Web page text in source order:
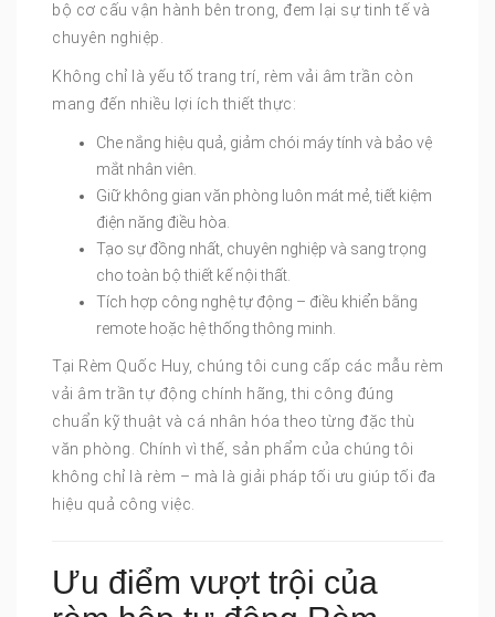
bộ cơ cấu vận hành bên trong, đem lại sự tinh tế và
chuyên nghiệp.
Không chỉ là yếu tố trang trí, rèm vải âm trần còn
mang đến nhiều lợi ích thiết thực:
Che nắng hiệu quả, giảm chói máy tính và bảo vệ
mắt nhân viên.
Giữ không gian văn phòng luôn mát mẻ, tiết kiệm
điện năng điều hòa.
Tạo sự đồng nhất, chuyên nghiệp và sang trọng
cho toàn bộ thiết kế nội thất.
Tích hợp công nghệ tự động – điều khiển bằng
remote hoặc hệ thống thông minh.
Tại Rèm Quốc Huy, chúng tôi cung cấp các mẫu rèm
vải âm trần tự động chính hãng, thi công đúng
chuẩn kỹ thuật và cá nhân hóa theo từng đặc thù
văn phòng. Chính vì thế, sản phẩm của chúng tôi
không chỉ là rèm – mà là giải pháp tối ưu giúp tối đa
hiệu quả công việc.
Ưu điểm vượt trội của